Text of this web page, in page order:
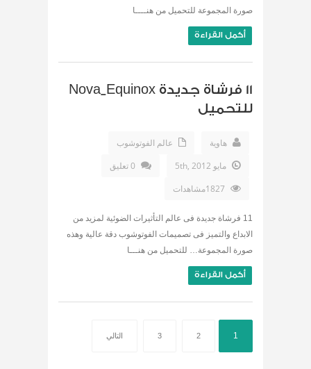
صورة المجموعة للتحميل من هنــــا
أكمل القراءة
11 فرشاة جديدة Nova_Equinox
للتحميل
هاوية
عالم الفوتوشوب
مايو 5th, 2012
0 تعليق
11 فرشاة جديدة فى عالم التأثيرات الضوئية لمزيد من
الابداع والتميز فى تصميمات الفوتوشوب دقة عالية وهذه
صورة المجموعة… للتحميل من هنـــا
أكمل القراءة
1
2
3 التالي